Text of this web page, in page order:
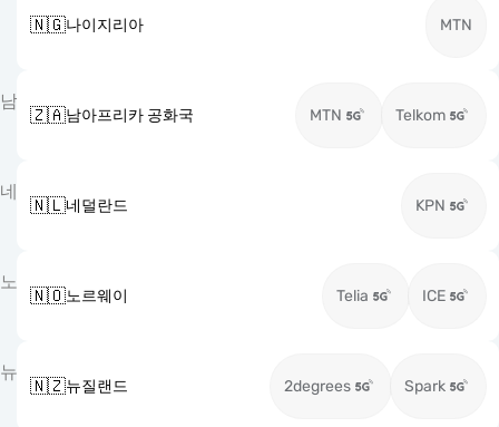
🇳🇬나이지리아 MTN
남
🇿🇦남아프리카 공화국 MTN Telkom
네
🇳🇱네덜란드 KPN
노
🇳🇴노르웨이 Telia ICE
뉴
🇳🇿뉴질랜드 2degrees Spark